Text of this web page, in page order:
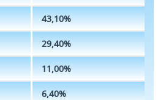
43,10%
29,40%
11,00%
6,40%